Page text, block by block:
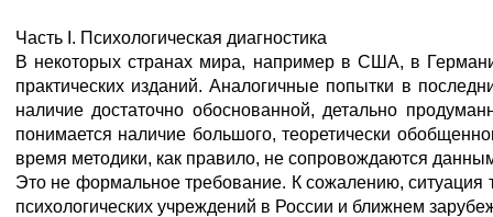
Часть I. Психологическая диагностика
В некоторых странах мира, например в США, в
практических изданий. Аналогичные попытки в
наличие достаточно обоснованной, детально
понимается наличие большого, теоретически
время методики, как правило, не сопровождаются
Это не формальное требование. К сожалению, ситуация
психологических учреждений в России и ближнем